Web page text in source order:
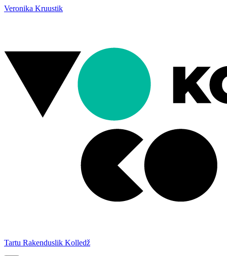
Veronika Kruustik
Tartu Rakenduslik Kolledž